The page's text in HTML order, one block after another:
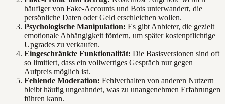
häufiger von Fake-Accounts und Bots unterwandert, die
persönliche Daten oder Geld erschleichen wollen.
Psychologische Manipulation: Es gibt Anbieter, die gezielt
emotionale Abhängigkeit fördern, um später kostenpflichtige
Upgrades zu verkaufen.
Eingeschränkte Funktionalität: Die Basisversionen sind oft
so limitiert, dass ein vollwertiges Gespräch nur gegen
Aufpreis möglich ist.
Fehlende Moderation: Fehlverhalten von anderen Nutzern
bleibt häufig ungeahndet, was zu unangenehmen Erfahrungen
führen kann.